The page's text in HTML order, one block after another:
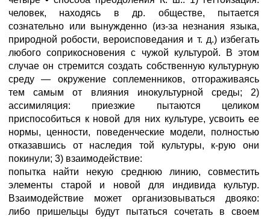
человек, находясь в др. обществе, пытается
сознательно или вынужденно (из-за незнания языка,
природной робости, вероисповедания и т. д.) избегать
любого соприкосновения с чужой культурой. В этом
случае он стремится создать собственную культурную
среду — окружение соплеменников, отгораживаясь
тем самым от влияния инокультурной среды; 2)
ассимиляция: приезжие пытаются целиком
приспособиться к новой для них культуре, усвоить ее
нормы, ценности, поведенческие модели, полностью
отказавшись от наследия той культуры, к-рую они
покинули; 3) взаимодействие:
попытка найти некую среднюю линию, совместить
элементы старой и новой для индивида культур.
Взаимодействие может организовываться двояко:
либо пришельцы будут пытаться сочетать в своем